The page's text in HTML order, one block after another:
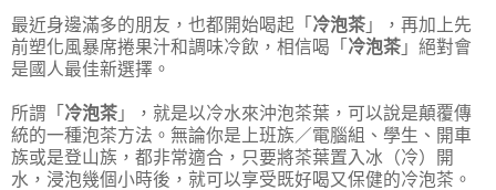
最近身邊滿多的朋友，也都開始喝起「 冷泡茶 」，再加上先
前塑化風暴席捲果汁和調味冷飲，相信喝「 冷泡茶 」絕對會
是國人最佳新選擇。
所謂「 冷泡茶 」，就是以冷水來沖泡茶葉，可以說是顛覆傳
統的一種泡茶方法。無論你是上班族／電腦組、學生、開車
族或是登山族，都非常適合，只要將茶葉置入冰（冷）開
水，浸泡幾個小時後，就可以享受既好喝又保健的冷泡茶。